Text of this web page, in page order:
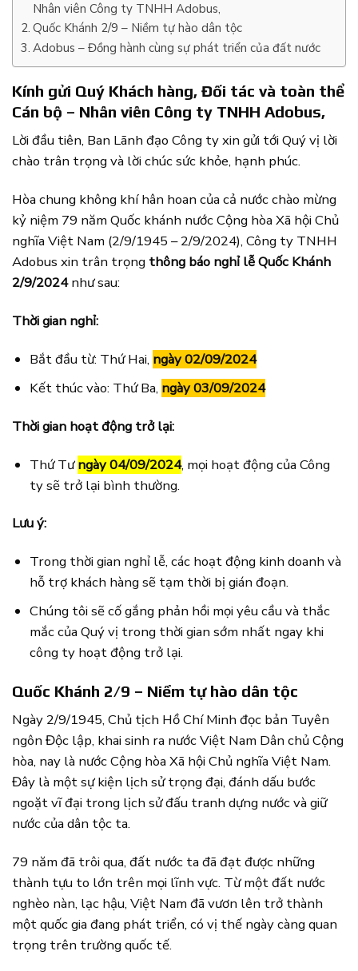
Nhân viên Công ty TNHH Adobus,
Quốc Khánh 2/9 – Niềm tự hào dân tộc
Adobus – Đồng hành cùng sự phát triển của đất nước
Kính gửi Quý Khách hàng, Đối tác và toàn thể
Cán bộ – Nhân viên Công ty TNHH Adobus,
Lời đầu tiên, Ban Lãnh đạo Công ty xin gửi tới Quý vị lời
chào trân trọng và lời chúc sức khỏe, hạnh phúc.
Hòa chung không khí hân hoan của cả nước chào mừng
kỷ niệm 79 năm Quốc khánh nước Cộng hòa Xã hội Chủ
nghĩa Việt Nam (2/9/1945 – 2/9/2024), Công ty TNHH
Adobus xin trân trọng thông báo nghỉ lễ Quốc Khánh
2/9/2024như sau:
Thời gian nghỉ:
Bắt đầu từ: Thứ Hai, ngày 02/09/2024
Kết thúc vào: Thứ Ba, ngày 03/09/2024
Thời gian hoạt động trở lại:
Thứ Tưngày 04/09/2024, mọi hoạt động của Công
ty sẽ trở lại bình thường.
Lưu ý:
Trong thời gian nghỉ lễ, các hoạt động kinh doanh và
hỗ trợ khách hàng sẽ tạm thời bị gián đoạn.
Chúng tôi sẽ cố gắng phản hồi mọi yêu cầu và thắc
mắc của Quý vị trong thời gian sớm nhất ngay khi
công ty hoạt động trở lại.
Quốc Khánh 2/9 – Niềm tự hào dân tộc
Ngày 2/9/1945, Chủ tịch Hồ Chí Minh đọc bản Tuyên
ngôn Độc lập, khai sinh ra nước Việt Nam Dân chủ Cộng
hòa, nay là nước Cộng hòa Xã hội Chủ nghĩa Việt Nam.
Đây là một sự kiện lịch sử trọng đại, đánh dấu bước
ngoặt vĩ đại trong lịch sử đấu tranh dựng nước và giữ
nước của dân tộc ta.
79 năm đã trôi qua, đất nước ta đã đạt được những
thành tựu to lớn trên mọi lĩnh vực. Từ một đất nước
nghèo nàn, lạc hậu, Việt Nam đã vươn lên trở thành
một quốc gia đang phát triển, có vị thế ngày càng quan
trọng trên trường quốc tế.